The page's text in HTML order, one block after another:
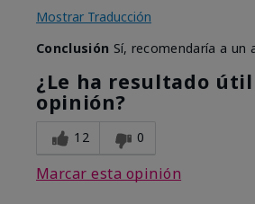
Mostrar Traducción
Conclusión Sí, recomendaría a un
¿Le ha resultado
opinión?
12 0
Marcar esta opinión